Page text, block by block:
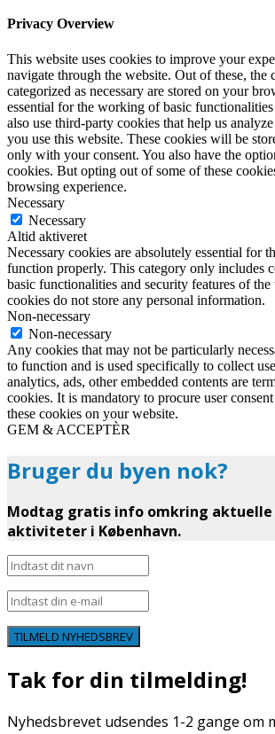
Privacy Overview
This website uses cookies to improve your
navigate through the website. Out of these, the
categorized as necessary are stored on your
essential for the working of basic
also use third-party cookies that help us
you use this website. These cookies will be
only with your consent. You also have the
cookies. But opting out of some of these
browsing experience.
Necessary
Necessary
Altid aktiveret
Necessary cookies are absolutely essential for
function properly. This category only includes
basic functionalities and security features of the
cookies do not store any personal information.
Non-necessary
Non-necessary
Any cookies that may not be particularly
to function and is used specifically to collect
analytics, ads, other embedded contents are
cookies. It is mandatory to procure user
these cookies on your website.
GEM & ACCEPTÈR
Bruger du byen nok?
Modtag gratis info omkring aktuelle
aktiviteter i København.
TILMELD NYHEDSBREV
Tak for din tilmelding!
Nyhedsbrevet udsendes 1-2 gange om